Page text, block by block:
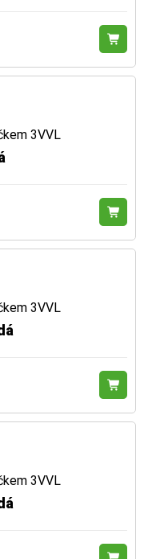
3VVL
3VVL
3VVL